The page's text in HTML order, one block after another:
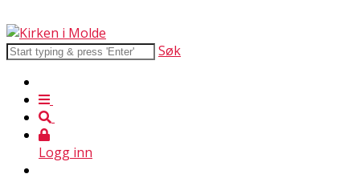
Søk
Logg inn